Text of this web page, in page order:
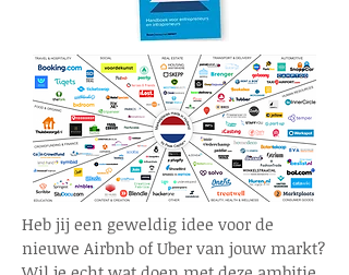
Heb jij een geweldig idee voor de
nieuwe Airbnb of Uber van jouw markt?